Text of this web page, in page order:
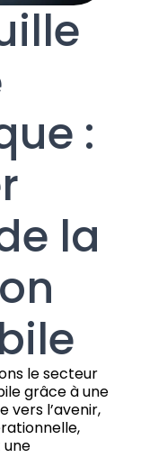
:
la
le secteur
grâce à une
vers l’avenir,
une